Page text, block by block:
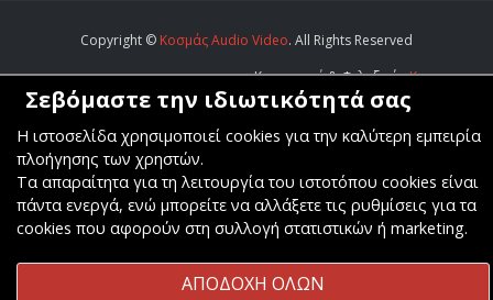
Copyright © Κοσμάς Audio Video. All Rights Reserved
Κατασκευή & ΦιλοξενίαKomvos.gr
Σεβόμαστε την ιδιωτικότητά σας
Η ιστοσελίδα χρησιμοποιεί cookies για την καλύτερη εμπειρία
πλοήγησης των χρηστών.
Τα απαραίτητα για τη λειτουργία του ιστοτόπου cookies είναι
πάντα ενεργά, ενώ μπορείτε να αλλάξετε τις ρυθμίσεις για τα
cookies που αφορούν στη συλλογή στατιστικών ή marketing.
ΑΠΟΔΟΧΗ ΟΛΩΝ